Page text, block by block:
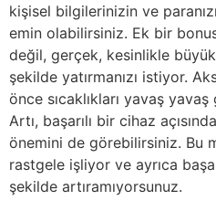
kişisel bilgilerinizin ve
emin olabilirsiniz. Ek bir
değil, gerçek, kesinlikle
şekilde yatırmanızı istiyor.
önce sıcaklıkları yavaş
Artı, başarılı bir cihaz
önemini de görebilirsiniz. Bu
rastgele işliyor ve ayrıca
şekilde artıramıyorsunuz.